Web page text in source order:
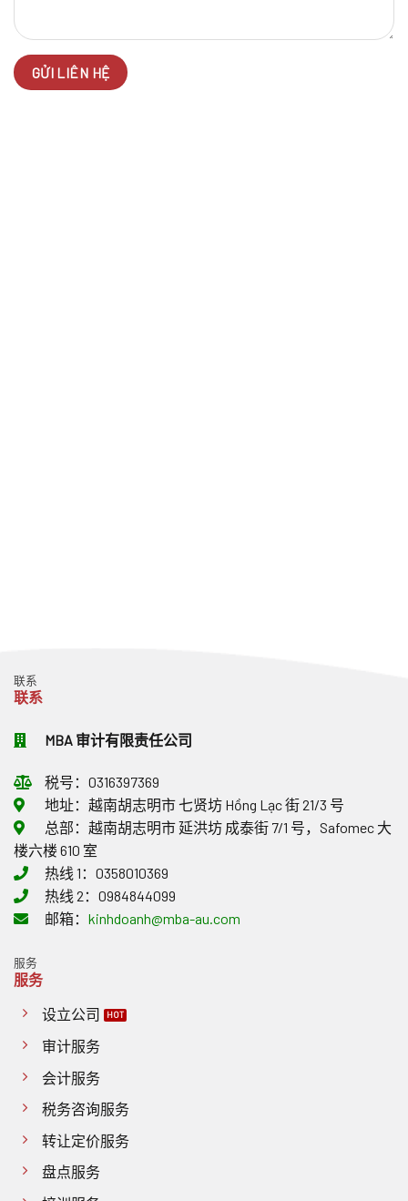
联系
联系
MBA 审计有限责任公司
税号：0316397369
地址：越南胡志明市 七贤坊 Hồng Lạc 街 21/3 号
总部：越南胡志明市 延洪坊 成泰街 7/1 号，Safomec 大
楼六楼 610 室
热线 1：0358010369
热线 2：0984844099
邮箱： kinhdoanh@mba-au.com
服务
服务
设立公司
审计服务
会计服务
税务咨询服务
转让定价服务
盘点服务